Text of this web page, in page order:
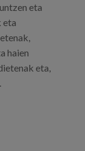
eta
eta
haien
eta,